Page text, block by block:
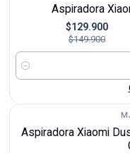
Aspiradora
$129.900
$149.900
Cantidad
Aspiradora Xiaomi